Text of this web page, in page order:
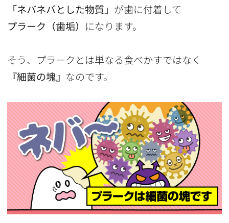
「ネバネバとした物質」 が歯に付着して
プラーク（歯垢） になります。
そう、プラークとは単なる食べかすではなく
『細菌の塊』 なのです。